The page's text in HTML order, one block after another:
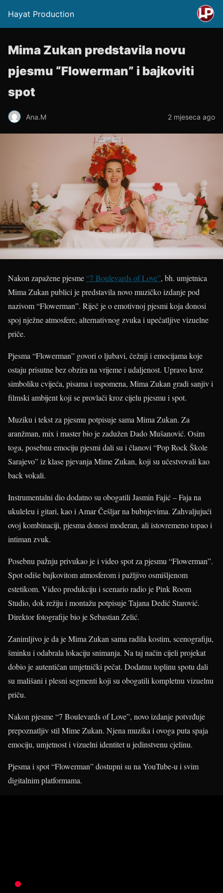
Hayat Production
Mima Zukan predstavila novu
pjesmu “Flowerman” i bajkoviti
spot
Ana.M 2 mjeseca ago
Nakon zapažene pjesme“7 Boulevards of Love”, bh. umjetnica
Mima Zukan publici je predstavila novo muzičko izdanje pod
nazivom “Flowerman”. Riječ je o emotivnoj pjesmi koja donosi
spoj nježne atmosfere, alternativnog zvuka i upečatljive vizuelne
priče.
Pjesma “Flowerman” govori o ljubavi, čežnji i emocijama koje
ostaju prisutne bez obzira na vrijeme i udaljenost. Upravo kroz
simboliku cvijeća, pisama i uspomena, Mima Zukan gradi sanjiv i
filmski ambijent koji se provlači kroz cijelu pjesmu i spot.
Muziku i tekst za pjesmu potpisuje sama Mima Zukan. Za
aranžman, mix i master bio je zadužen Dado Mušanović. Osim
toga, posebnu emociju pjesmi dali su i članovi “Pop Rock Škole
Sarajevo” iz klase pjevanja Mime Zukan, koji su učestvovali kao
back vokali.
Instrumentalni dio dodatno su obogatili Jasmin Fajić – Faja na
ukuleleu i gitari, kao i Amar Češljar na bubnjevima. Zahvaljujući
ovoj kombinaciji, pjesma donosi moderan, ali istovremeno topao i
intiman zvuk.
Posebnu pažnju privukao je i video spot za pjesmu “Flowerman”.
Spot odiše bajkovitom atmosferom i pažljivo osmišljenom
estetikom. Video produkciju i scenario radio je Pink Room
Studio, dok režiju i montažu potpisuje Tajana Dedić Starović.
Direktor fotografije bio je Sebastian Zelić.
Zanimljivo je da je Mima Zukan sama radila kostim, scenografiju,
šminku i odabrala lokaciju snimanja. Na taj način cijeli projekat
dobio je autentičan umjetnički pečat. Dodatnu toplinu spotu dali
su mališani i plesni segmenti koji su obogatili kompletnu vizuelnu
priču.
Nakon pjesme “7 Boulevards of Love”, novo izdanje potvrđuje
prepoznatljiv stil Mime Zukan. Njena muzika i ovoga puta spaja
emociju, umjetnost i vizuelni identitet u jedinstvenu cjelinu.
Pjesma i spot “Flowerman” dostupni su na YouTube-u i svim
digitalnim platformama.